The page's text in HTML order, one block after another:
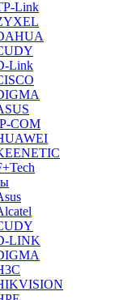
Link
Link
COM
LINK